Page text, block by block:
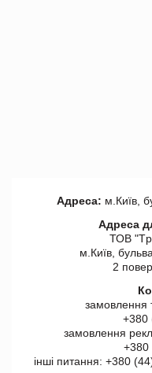
Адреса: м.Київ,
Адреса
ТОВ
м.Київ,
2
замовлення
+380
замовлення
+380
інші питання: +380